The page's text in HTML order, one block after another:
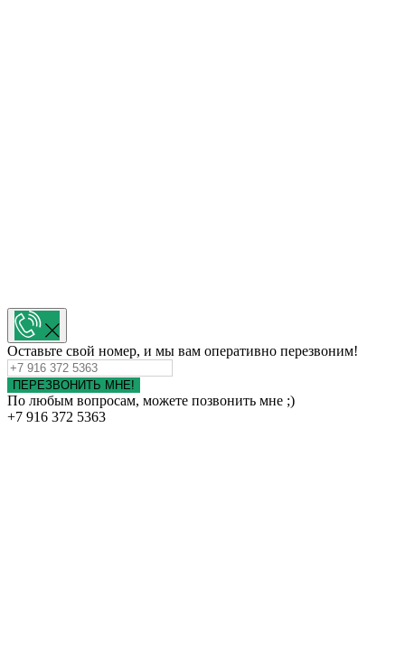
Оставьте свой номер, и мы вам оперативно перезвоним!
ПЕРЕЗВОНИТЬ МНЕ!
По любым вопросам, можете позвонить мне ;)
+7 916 372 5363